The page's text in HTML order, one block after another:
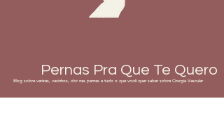
Pernas Pra Que Te Quero
Blog sobre varizes, vasinhos, dor nas pernas e tudo o que você quer saber sobre Cirurgia Vascular